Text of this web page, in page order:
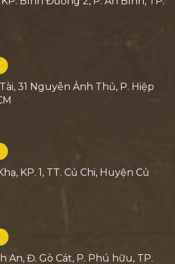
31 Nguyễn Ảnh Thủ, P. Hiệp
KP. 1, TT. Củ Chi, Huyện Củ
An, Đ. Gò Cát, P. Phú hữu, TP.